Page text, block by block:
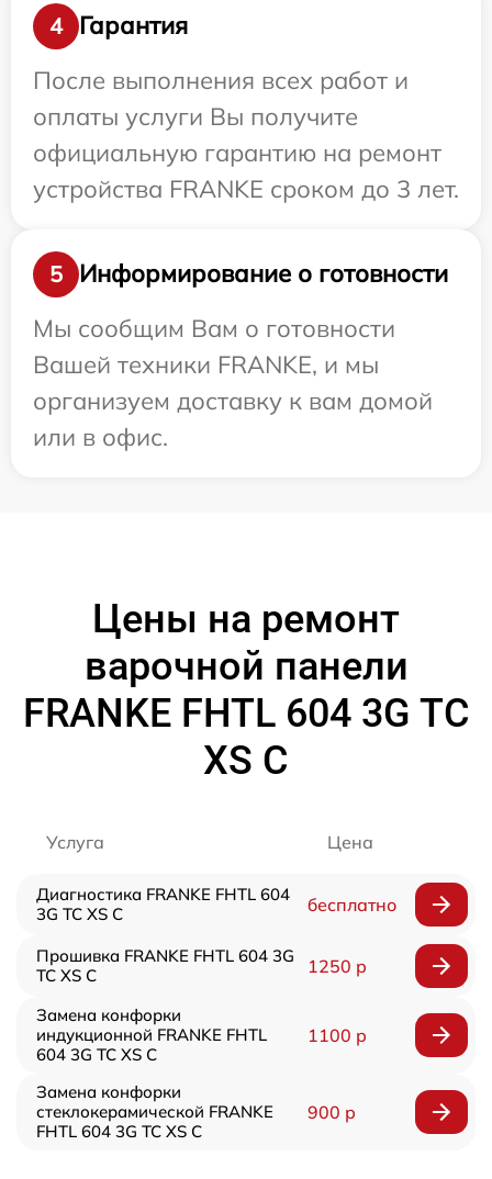
4
Гарантия
После выполнения всех работ и
оплаты услуги Вы получите
официальную гарантию на ремонт
устройства FRANKE сроком до 3 лет.
5
Информирование о готовности
Мы сообщим Вам о готовности
Вашей техники FRANKE, и мы
организуем доставку к вам домой
или в офис.
Цены на ремонт
варочной панели
FRANKE FHTL 604 3G TC
XS C
Услуга Цена
Диагностика FRANKE FHTL 604
3G TC XS C
бесплатно
Прошивка FRANKE FHTL 604 3G
TC XS C
1250 р
Замена конфорки
индукционной FRANKE FHTL
604 3G TC XS C
1100 р
Замена конфорки
стеклокерамической FRANKE
FHTL 604 3G TC XS C
900 р